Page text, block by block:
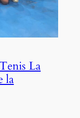
La
la